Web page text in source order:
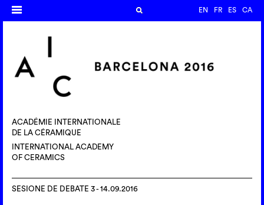
EN FR ES CA
ACADÉMIE INTERNATIONALE
DE LA CÉRAMIQUE
INTERNATIONAL ACADEMY
OF CERAMICS
SESIONE DE DEBATE 3 - 14.09.2016